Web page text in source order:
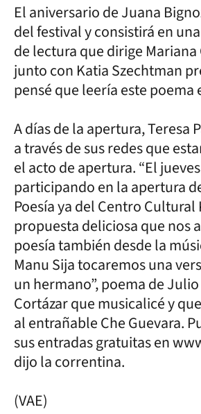
El aniversario de Juana
del festival y consistirá en
de lectura que dirige
junto con Katia Szechtman
pensé que leería este poema
A días de la apertura, Teresa
a través de sus redes que
el acto de apertura. “El
participando en la apertura
Poesía ya del Centro
propuesta deliciosa que nos
poesía también desde la
Manu Sija tocaremos una
un hermano”, poema de
Cortázar que musicalicé y
al entrañable Che Guevara.
sus entradas gratuitas en
dijo la correntina.
(VAE)